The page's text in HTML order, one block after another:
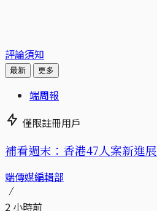
評論須知
最新 更多
端周報
僅限註冊用戶
補看週末：香港47人案新進展
端傳媒編輯部
2 小時前